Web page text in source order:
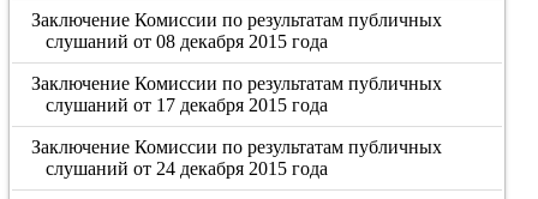
Заключение Комиссии по результатам публичных
слушаний от 08 декабря 2015 года
Заключение Комиссии по результатам публичных
слушаний от 17 декабря 2015 года
Заключение Комиссии по результатам публичных
слушаний от 24 декабря 2015 года